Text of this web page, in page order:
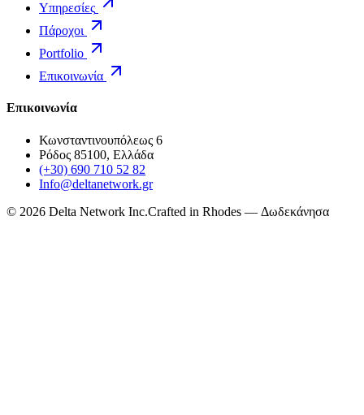
Υπηρεσίες
Πάροχοι
Portfolio
Επικοινωνία
Επικοινωνία
Κωνσταντινουπόλεως 6
Ρόδος 85100, Ελλάδα
(+30) 690 710 52 82
Info@deltanetwork.gr
© 2026 Delta Network Inc.Crafted in Rhodes — Δωδεκάνησα